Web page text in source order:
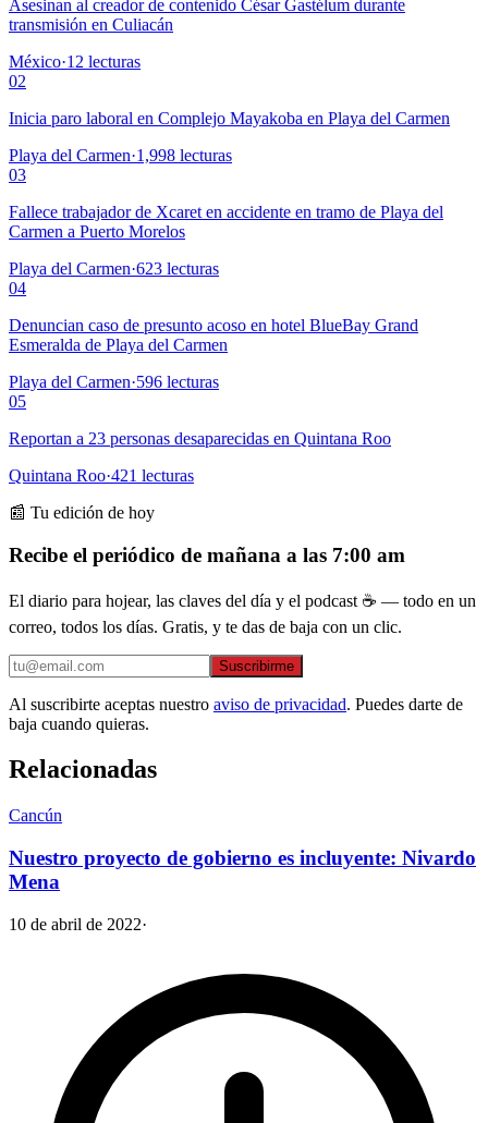
Asesinan al creador de contenido César Gastélum durante
transmisión en Culiacán
México·12 lecturas
02
Inicia paro laboral en Complejo Mayakoba en Playa del Carmen
Playa del Carmen·1,998 lecturas
03
Fallece trabajador de Xcaret en accidente en tramo de Playa del
Carmen a Puerto Morelos
Playa del Carmen·623 lecturas
04
Denuncian caso de presunto acoso en hotel BlueBay Grand
Esmeralda de Playa del Carmen
Playa del Carmen·596 lecturas
05
Reportan a 23 personas desaparecidas en Quintana Roo
Quintana Roo·421 lecturas
📰 Tu edición de hoy
Recibe el periódico de mañana a las 7:00 am
El diario para hojear, las claves del día y el podcast ☕ — todo en un
correo, todos los días. Gratis, y te das de baja con un clic.
Suscribirme
Al suscribirte aceptas nuestro aviso de privacidad. Puedes darte de
baja cuando quieras.
Relacionadas
Cancún
Nuestro proyecto de gobierno es incluyente: Nivardo
Mena
10 de abril de 2022·